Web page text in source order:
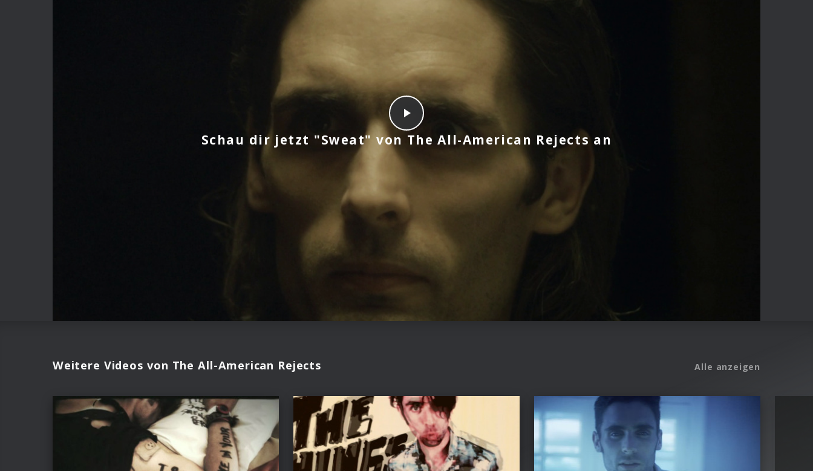
Schau dir jetzt "Sweat" von The All-American Rejects an
Weitere Videos von The All-American Rejects Alle anzeigen